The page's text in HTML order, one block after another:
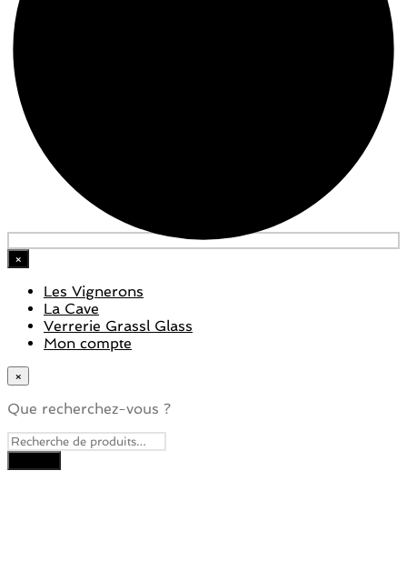
×
Les Vignerons
La Cave
Verrerie Grassl Glass
Mon compte
×
Que recherchez-vous ?